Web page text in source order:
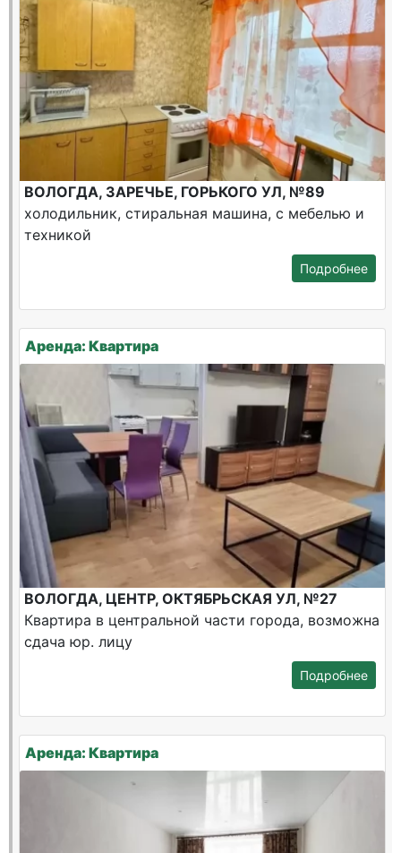
ВОЛОГДА, ЗАРЕЧЬЕ, ГОРЬКОГО УЛ, №89
холодильник, стиральная машина, с мебелью и
техникой
Подробнее
Аренда: Квартира
ВОЛОГДА, ЦЕНТР, ОКТЯБРЬСКАЯ УЛ, №27
Квартира в центральной части города, возможна
сдача юр. лицу
Подробнее
Аренда: Квартира